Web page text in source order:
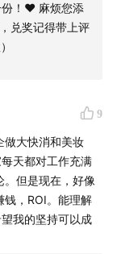
拿着锤子的时
说“你将是八
到消费者的具
份！❤ 麻烦您添
兑奖记得带上评
9
做大快消和美妆
天都对工作充满
。但是现在，好像
钱，ROI。能理解
我的坚持可以成